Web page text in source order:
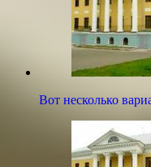
Вот несколько